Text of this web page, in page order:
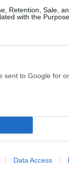
Retention, Sale,
with the
sent to Google for
Data Access
62χρονος